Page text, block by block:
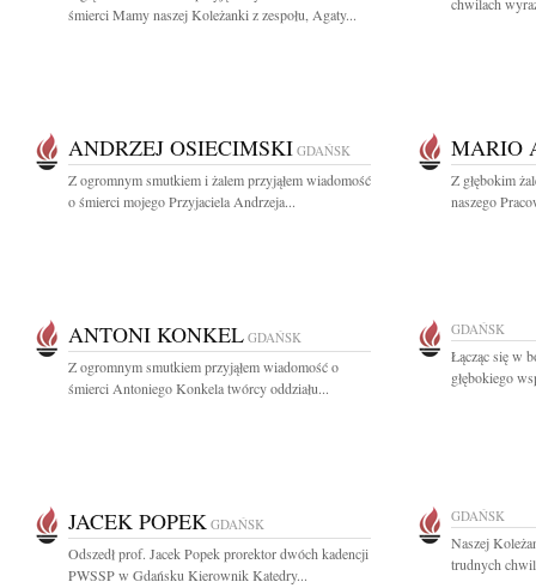
śmierci Mamy naszej Koleżanki z zespołu, Agaty...
ANDRZEJ OSIECIMSKI GDAŃSK
Z ogromnym smutkiem i żalem przyjąłem wiadomość
o śmierci mojego Przyjaciela Andrzeja...
MARIO
Z głębokim
naszego
ANTONI KONKEL GDAŃSK
Z ogromnym smutkiem przyjąłem wiadomość o
śmierci Antoniego Konkela twórcy oddziału...
GDAŃSK
Łącząc się w
głębokiego
JACEK POPEK GDAŃSK
Odszedł prof. Jacek Popek prorektor dwóch kadencji
PWSSP w Gdańsku Kierownik Katedry...
GDAŃSK
Naszej
trudnych